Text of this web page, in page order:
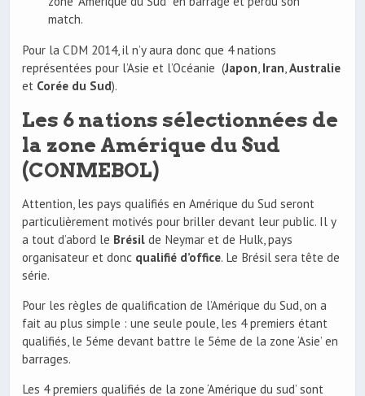
match.
Pour la CDM 2014, il n’y aura donc que 4 nations
représentées pour l’Asie et l’Océanie (Japon Iran Australie
et Corée du Sud).
Les 6 nations sélectionnées de
la zone Amérique du Sud
(CONMEBOL)
Attention, les pays qualifiés en Amérique du Sud seront
particulièrement motivés pour briller devant leur public. Il y
a tout d’abord le Brésil de Neymar et de Hulk, pays
organisateur et donc qualifié d’office. Le Brésil sera tête de
série.
Pour les règles de qualification de l’Amérique du Sud, on a
fait au plus simple : une seule poule, les 4 premiers étant
qualifiés, le 5éme devant battre le 5éme de la zone ‘Asie’ en
barrages.
Les 4 premiers qualifiés de la zone ‘Amérique du sud’ sont